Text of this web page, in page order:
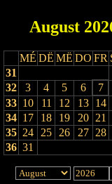
August
MÉ DË MË DO FR
31
32
3 4 5 6 7
33 10 11 12 13 14
34 17 18 19 20 21
35 24 25 26 27 28
36 31